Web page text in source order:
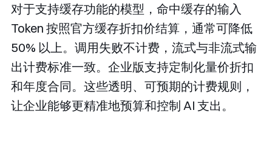
对于支持缓存功能的模型，命中缓存的输入
Token 按照官方缓存折扣价结算，通常可降低
50% 以上。调用失败不计费，流式与非流式输
出计费标准一致。企业版支持定制化量价折扣
和年度合同。这些透明、可预期的计费规则，
让企业能够更精准地预算和控制 AI 支出。